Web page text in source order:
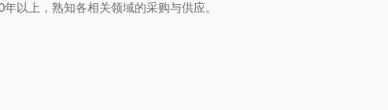
以上，熟知各相关领域的采购与供应。